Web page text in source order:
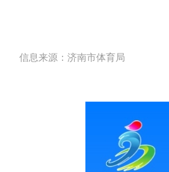
信息来源：济南市体育局